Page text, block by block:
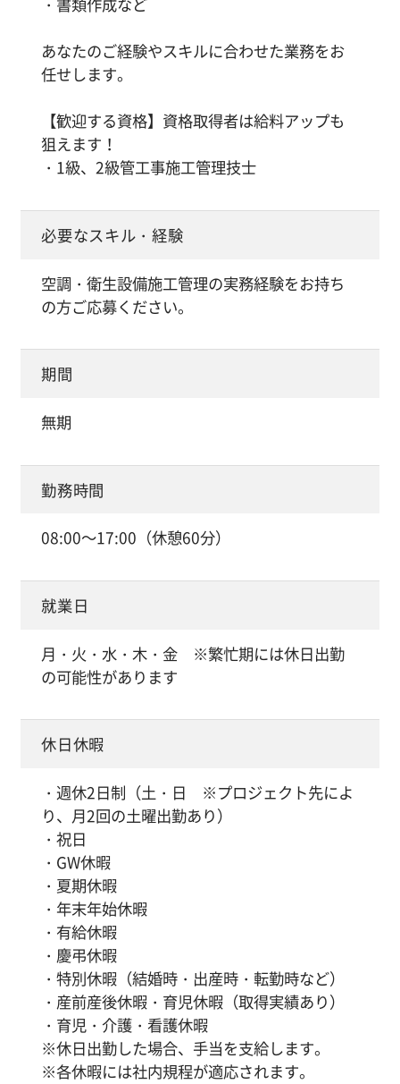
あなたのご経験やスキルに合わせた業務をお
任せします。
【歓迎する資格】資格取得者は給料アップも
狙えます！
・1級、2級管工事施工管理技士
必要なスキル・経験
空調・衛生設備施工管理の実務経験をお持ち
の方ご応募ください。
期間
無期
勤務時間
08:00～17:00（休憩60分）
就業日
月・火・水・木・金 ※繁忙期には休日出勤
の可能性があります
休日休暇
・週休2日制（土・日 ※プロジェクト先によ
り、月2回の土曜出勤あり）
・祝日
・GW休暇
・夏期休暇
・年末年始休暇
・有給休暇
・慶弔休暇
・特別休暇（結婚時・出産時・転勤時など）
・産前産後休暇・育児休暇（取得実績あり）
・育児・介護・看護休暇
※休日出勤した場合、手当を支給します。
※各休暇には社内規程が適応されます。